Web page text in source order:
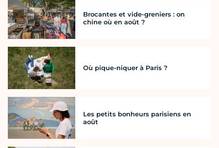
Brocantes et vide-greniers : on
chine où en août ?
Où pique-niquer à Paris ?
Les petits bonheurs parisiens en
août